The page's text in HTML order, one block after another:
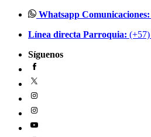
contenido
Whatsapp Comunicaciones:
Línea directa Parroquia:
Síguenos